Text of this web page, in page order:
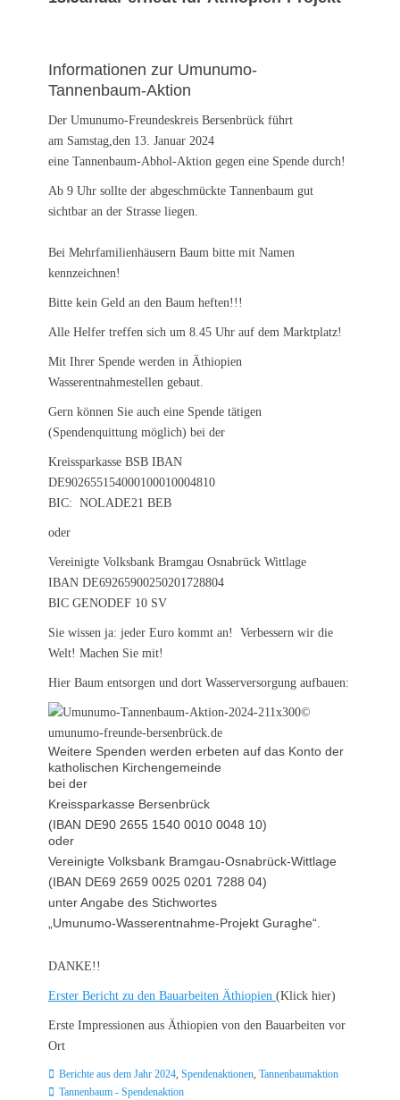
Informationen zur Umunumo-
Tannenbaum-Aktion
Der Umunumo-Freundeskreis Bersenbrück führt
am Samstag,den 13. Januar 2024
eine Tannenbaum-Abhol-Aktion gegen eine Spende durch!
Ab 9 Uhr sollte der abgeschmückte Tannenbaum gut
sichtbar an der Strasse liegen.
Bei Mehrfamilienhäusern Baum bitte mit Namen
kennzeichnen!
Bitte kein Geld an den Baum heften!!!
Alle Helfer treffen sich um 8.45 Uhr auf dem Marktplatz!
Mit Ihrer Spende werden in Äthiopien
Wasserentnahmestellen gebaut.
Gern können Sie auch eine Spende tätigen
(Spendenquittung möglich) bei der
Kreissparkasse BSB IBAN
DE902655154000100010004810
BIC: NOLADE21 BEB
oder
Vereinigte Volksbank Bramgau Osnabrück Wittlage
IBAN DE69265900250201728804
BIC GENODEF 10 SV
Sie wissen ja: jeder Euro kommt an! Verbessern wir die
Welt! Machen Sie mit!
Hier Baum entsorgen und dort Wasserversorgung aufbauen:
Weitere Spenden werden erbeten auf das Konto der
katholischen Kirchengemeinde
bei der
Kreissparkasse Bersenbrück
(IBAN DE90 2655 1540 0010 0048 10)
oder
Vereinigte Volksbank Bramgau-Osnabrück-Wittlage
(IBAN DE69 2659 0025 0201 7288 04)
unter Angabe des Stichwortes
„Umunumo-Wasserentnahme-Projekt Guraghe“.
DANKE!!
Erster Bericht zu den Bauarbeiten Äthiopien (Klick hier)
Erste Impressionen aus Äthiopien von den Bauarbeiten vor
Ort
Kategorien
Berichte aus dem Jahr 2024 Spendenaktionen Tannenbaumaktion
Tannenbaum - Spendenaktion